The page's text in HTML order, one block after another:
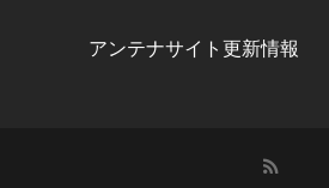
アンテナサイト更新情報